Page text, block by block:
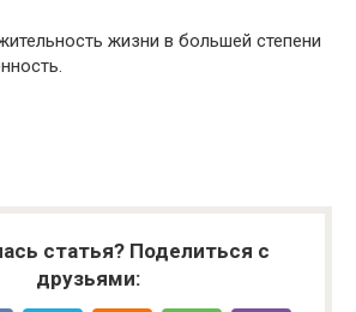
жизни в большей степени
статья? Поделиться с
друзьями: